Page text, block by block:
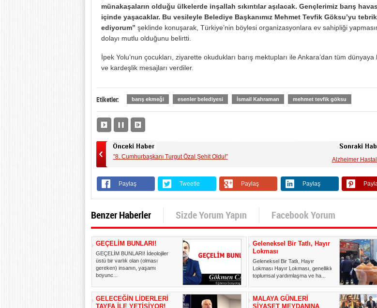
münakaşaların olduğu ülkelerde inşallah sıkıntılar aşılacak. Gençlerimiz barış
içinde yaşacaklar. Bu vesileyle Belediye Başkanımız Mehmet Tevfik Göksu’yu tebrik
ediyorum” şeklinde konuşarak, Türkiye’nin böylesi organizasyonlara ev sahipliği
dolayı mutlu olduğunu belirtti.
İpek Yolu’nun çocukları, ziyarette okudukları barış mektupları ile Ankara’dan tüm dünyaya
ve kardeşlik mesajları verdiler.
Etiketler: barış ekmeği esenler belediyesi İsmail Kahraman mehmet tevfik göksu
”8. Cumhurbaşkanı Turgut Özal Şehit Oldu!” Alzheimer
Paylaş Tweetle Paylaş Paylaş
Benzer Haberler Sizde Yorum Yapın Facebook Yorum
GEÇELİM BUNLARI!
GEÇELİM BUNLARI! İdeolojiler
üstü bir varlık olan (olması
gereken) insanın, yaşamı
boyunc...
Geleneksel Bir Tatlı, Hayır
Lokması
Geleneksel Bir Tatlı, Hayır
Lokması Hayır Lokması, genellikle
toplumsal yardımlaşma ve ha...
GELECEĞİN LİDERLERİ
TAYFA İLE YETİŞİYOR!
MALAYA GÜNLERİ
SİYASET MEYDANINA